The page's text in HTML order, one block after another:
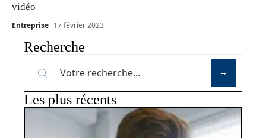
vidéo
Entreprise 17 février 2023
Recherche
Les plus récents